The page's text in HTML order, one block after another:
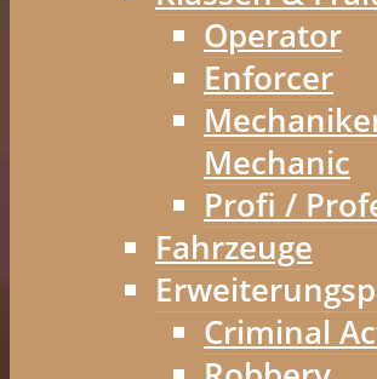
Operator
Enforcer
Mechanic
Profi /
Fahrzeuge
Criminal